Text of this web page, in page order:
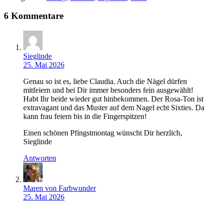
6 Kommentare
Sieglinde
25. Mai 2026
Genau so ist es, liebe Claudia. Auch die Nägel dürfen
mitfeiern und bei Dir immer besonders fein ausgewählt!
Habt Ihr beide wieder gut hinbekommen. Der Rosa-Ton ist
extravagant und das Muster auf dem Nagel echt Sixties. Da
kann frau feiern bis in die Fingerspitzen!
Einen schönen Pfingstmontag wünscht Dir herzlich,
Sieglinde
Antworten
Maren von Farbwunder
25. Mai 2026